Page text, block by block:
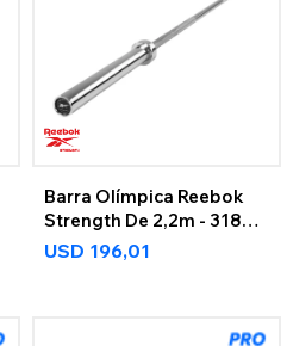
Barra Olímpica Reebok
Strength De 2,2m - 318Kg
Reebok Strength
USD 196,01